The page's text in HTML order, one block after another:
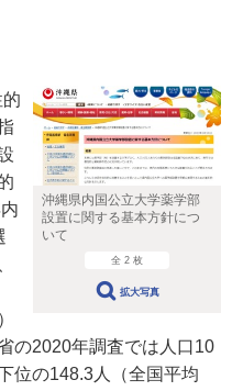
沖縄県内国公立大学薬学部
設置に関する基本方針につ
いて
全 2 枚
拡大写真
の2020年調査では人口10
位の148.3人（全国平均